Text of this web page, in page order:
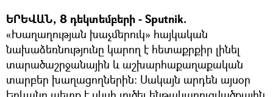
ԵՐԵՎԱՆ, 8 դեկտեմբերի - Sputnik.
«Խաղաղության խաչմերուկ» հայկական
նախաձեռնությունը կարող է հետաքրքիր լինել
տարածաշրջանային և աշխարհաքաղաքական
տարբեր խաղացողներին։ Սակայն արդեն այսօր